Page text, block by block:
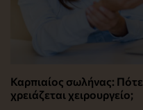
Καρπιαίος σωλήνας:
χρειάζεται χειρουργείο;